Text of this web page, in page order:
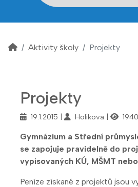
Aktivity školy Projekty
Projekty
19.1.2015 Holikova
Gymnázium a Střední
se zapojuje pravidelně do
vypisovaných KÚ, MŠMT
Peníze získané z projektů jsou